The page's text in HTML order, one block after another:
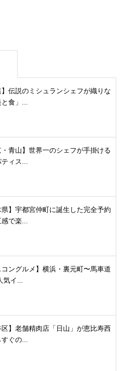
】伝説のミシュランシェフが織りな
食」...
・青山】世界一のシェフが手掛ける
ィス...
県】宇都宮仲町に誕生した完全予約
で楽...
コングルメ】横浜・裏元町〜馬車道
気イ...
区】老舗精肉店「日山」が恵比寿西
ぐの...